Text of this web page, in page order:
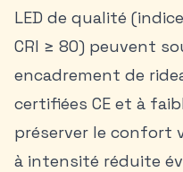
LED de qualité
CRI ≥ 80) peuvent
encadrement de
certifiées CE et à
préserver le confort
à intensité réduite